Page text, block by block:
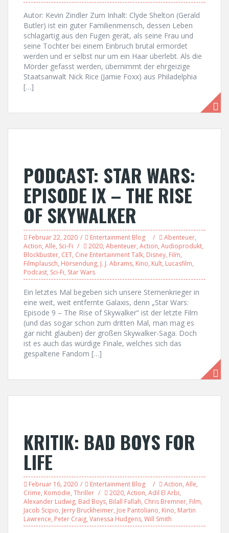
Autor: Kevin Zindler Zum Inhalt: Clyde Shelton (Gerald
Butler) ist ein guter Familienmensch, dessen Leben
schlagartig aus den Fugen gerät, als seine Frau und
seine Tochter bei einem Einbruch brutal ermordet
werden und er selbst nur um ein Haar überlebt. Als die
Mörder gefasst werden, übernimmt der ehrgeizige
Staatsanwalt Nick Rice (Jamie Foxx) aus Philadelphia
[…]
PODCAST: STAR WARS:
EPISODE IX – THE RISE
OF SKYWALKER
Februar 22, 2020 Entertainment Blog Abenteuer,
Action, Alle, Sci-Fi 2020, Abenteuer, Action, Audioprodukt,
Blockbuster, CET, Cine Entertainment Talk, Disney, Film,
Filmplausch, Hörsendung, J. J. Abrams, Kino, Kult, Lucasfilm,
Podcast, Sci-Fi, Star Wars
Ein letztes Mal begeben sich unsere Sternenkrieger in
eine weit, weit entfernte Galaxis, denn „Star Wars:
Episode 9 – The Rise of Skywalker“ ist der letzte Film
(und das sogar schon zum dritten Mal, man mag es
gar nicht glauben) der großen Skywalker-Saga. Doch
ist es auch das würdige Finale, welches sich das
gespaltene Fandom […]
KRITIK: BAD BOYS FOR
LIFE
Februar 16, 2020 Entertainment Blog Action, Alle,
Crime, Komödie, Thriller 2020, Action, Adil El Arbi,
Alexander Ludwig, Bad Boys, Bilall Fallah, Chris Bremner, Film,
Jacob Scipio, Jerry Bruckheimer, Joe Pantoliano, Kino, Martin
Lawrence, Peter Craig, Vanessa Hudgens, Will Smith